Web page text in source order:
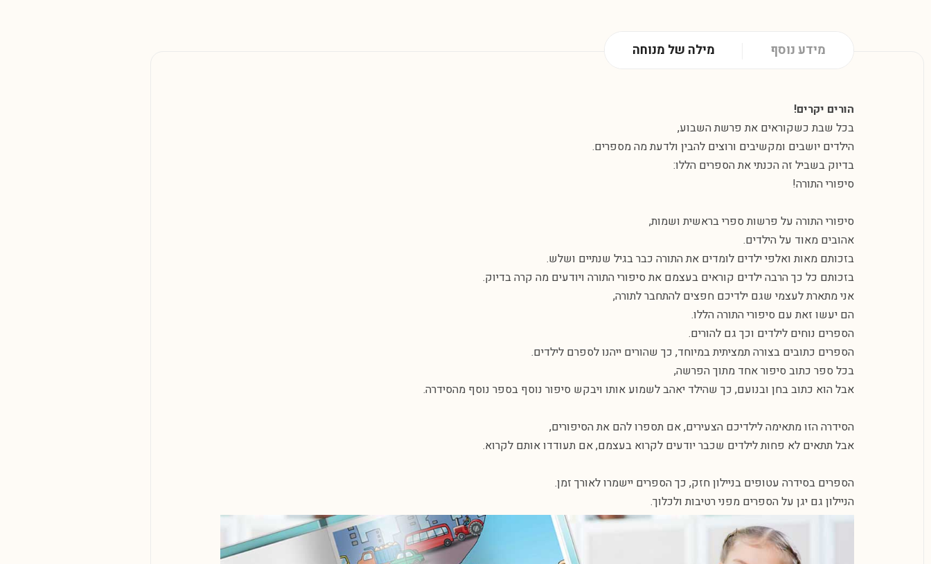
מילה של מנוחה מידע נוסף
הורים יקרים!
בכל שבת כשקוראים את פרשת השבוע,
הילדים יושבים ומקשיבים ורוצים להבין ולדעת מה מספרים.
בדיוק בשביל זה הכנתי את הספרים הללו:
סיפורי התורה!
סיפורי התורה על פרשות ספרי בראשית ושמות,
אהובים מאוד על הילדים.
בזכותם מאות ואלפי ילדים לומדים את התורה כבר בגיל שנתיים ושלש.
בזכותם כל כך הרבה ילדים קוראים בעצמם את סיפורי התורה ויודעים מה קרה בדיוק.
אני מתארת לעצמי שגם ילדיכם חפצים להתחבר לתורה,
הם יעשו זאת עם סיפורי התורה הללו.
הספרים נוחים לילדים וכך גם להורים.
הספרים כתובים בצורה תמציתית במיוחד, כך שהורים ייהנו לספרם לילדים.
בכל ספר כתוב סיפור אחד מתוך הפרשה,
אבל הוא כתוב בחן ובנועם, כך שהילד יאהב לשמוע אותו ויבקש סיפור נוסף בספר נוסף מהסידרה.
הסידרה הזו מתאימה לילדיכם הצעירים, אם תספרו להם את הסיפורים,
אבל תתאים לא פחות לילדים שכבר יודעים לקרוא בעצמם, אם תעודדו אותם לקרוא.
הספרים בסידרה עטופים בניילון חזק, כך הספרים יישמרו לאורך זמן.
הניילון גם יגן על הספרים מפני רטיבות ולכלוך.